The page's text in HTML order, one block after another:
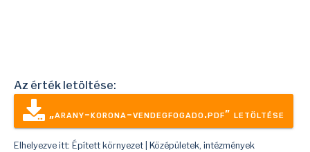
Az érték letöltése:
„arany-korona-vendegfogado.pdf” letöltése
Elhelyezve itt: Épített környezet Középületek, intézmények